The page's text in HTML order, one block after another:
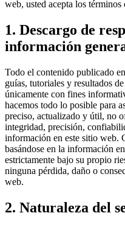
web, usted acepta los
1. Descargo de
información
Todo el contenido publicado
guías, tutoriales y resultados
únicamente con fines
hacemos todo lo posible para
preciso, actualizado y útil, no
integridad, precisión,
información en este sitio web.
basándose en la información
estrictamente bajo su propio
ninguna pérdida, daño o
web.
2. Naturaleza del